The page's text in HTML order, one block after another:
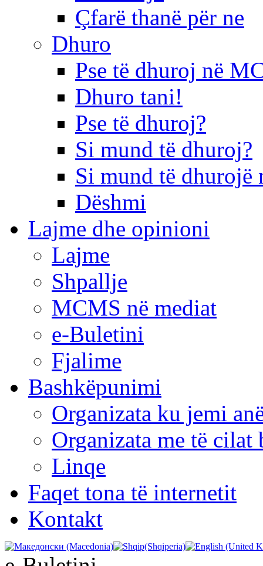
Çfarë thanë për ne
Dhuro
Pse të dhuroj në
Dhuro tani!
Pse të dhuroj?
Si mund të dhuroj?
Si mund të dhurojë
Dëshmi
Lajme dhe opinioni
Lajme
Shpallje
MCMS në mediat
e-Buletini
Fjalime
Bashkëpunimi
Organizata ku jemi
Organizata me të cilat
Linqe
Faqet tona të internetit
Kontakt